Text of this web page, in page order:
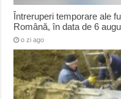
Întreruperi temporare ale
Română, în data de 6
o zi ago